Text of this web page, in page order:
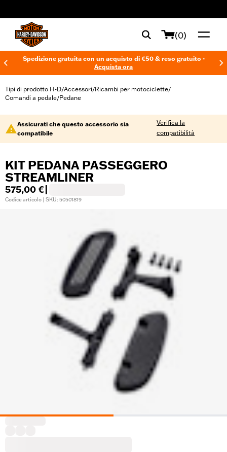
(0)
Spedizione gratuita con un acquisto di €50 & reso gratuito -
Acquista ora
Tipi di prodotto H-D/Accessori/Ricambi per motociclette/
Comandi a pedale/Pedane
Assicurati che questo accessorio sia
compatibile
Verifica la
compatibilità
KIT PEDANA PASSEGGERO
STREAMLINER
575,00 €
Codice articolo | SKU: 50501819